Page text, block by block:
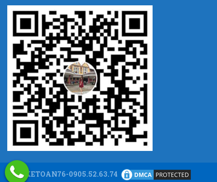
KETOAN76-0905.52.63.74